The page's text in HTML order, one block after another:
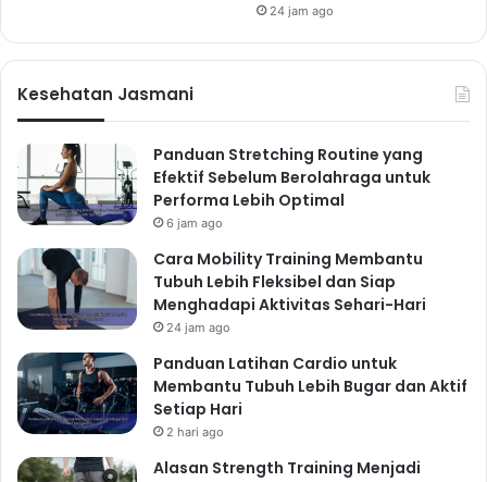
24 jam ago
Kesehatan Jasmani
Panduan Stretching Routine yang
Efektif Sebelum Berolahraga untuk
Performa Lebih Optimal
6 jam ago
Cara Mobility Training Membantu
Tubuh Lebih Fleksibel dan Siap
Menghadapi Aktivitas Sehari-Hari
24 jam ago
Panduan Latihan Cardio untuk
Membantu Tubuh Lebih Bugar dan Aktif
Setiap Hari
2 hari ago
Alasan Strength Training Menjadi